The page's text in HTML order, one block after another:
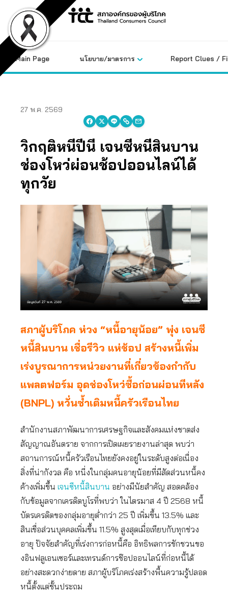
content
Main Page นโยบาย/มาตรการ Report Clues /
27 พ.ค. 2569
วิกฤติหนี้ปีนี้ เจนซีหนี้สินบาน
ช่องโหว่ผ่อนช้อปออนไลน์ได้
ทุกวัย
สภาผู้บริโภค ห่วง “หนี้อายุน้อย” พุ่ง เจนซี
หนี้สินบาน เชื่อรีวิว แห่ช้อป สร้างหนี้เพิ่ม
เร่งบูรณาการหน่วยงานที่เกี่ยวข้องกำกับ
แพลตฟอร์ม อุดช่องโหว่ซื้อก่อนผ่อนทีหลัง
(BNPL) หวั่นซ้ำเติมหนี้ครัวเรือนไทย
สำนักงานสภาพัฒนาการเศรษฐกิจและสังคมแห่งชาตส่ง
สัญญาณอันตราย จากการเปิดเผยรายงานล่าสุด พบว่า
สถานการณ์หนี้ครัวเรือนไทยยังคงอยู่ในระดับสูงต่อเนื่อง
สิ่งที่น่ากังวล คือ หนี่งในกลุ่มคนอายุน้อยที่มีสัดส่วนหนี้คง
ค้างเพิ่มขึ้น เจนซีหนี้สินบาน อย่างมีนัยสำคัญ สอดคล้อง
กับข้อมูลจากเครดิตบูโรที่พบว่า ในไตรมาส 4 ปี 2568 หนี้
บัตรเครดิตของกลุ่มอายุต่ำกว่า 25 ปี เพิ่มขึ้น 13.5% และ
สินเชื่อส่วนบุคคลเพิ่มขึ้น 11.5% สูงสุดเมื่อเทียบกับทุกช่วง
อายุ ปัจจัยสำคัญที่เร่งการก่อหนี้คือ อิทธิพลการชักชวนขอ
งอินฟลูเอนเซอร์และเทรนด์การช๊อปออนไลน์ที่ก่อหนี้ได้
อย่างสะดวกง่ายดาย สภาผู้บริโภคเร่งสร้างพื้นความรู้ปลอด
หนี้ตั้งแต่ชั้นประถม